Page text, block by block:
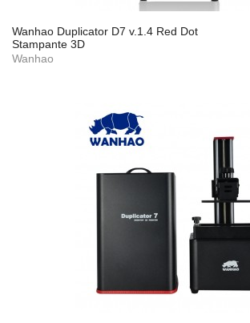
Wanhao Duplicator D7 v.1.4 Red Dot
Stampante 3D
Wanhao